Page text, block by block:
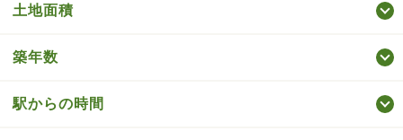
土地面積
築年数
駅からの時間